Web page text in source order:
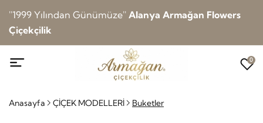
''1999 Yılından Günümüze'' Alanya Armağan Flowers
Çiçekçilik
0
Anasayfa ÇİÇEK MODELLERİ Buketler